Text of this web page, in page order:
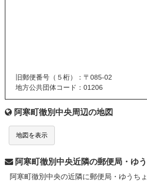
旧郵便番号（５桁）：〒085-02
地方公共団体コード：01206
阿寒町徹別中央周辺の地図
地図を表示
阿寒町徹別中央近隣の郵便局・ゆ
阿寒町徹別中央の近隣に郵便局・ゆうち